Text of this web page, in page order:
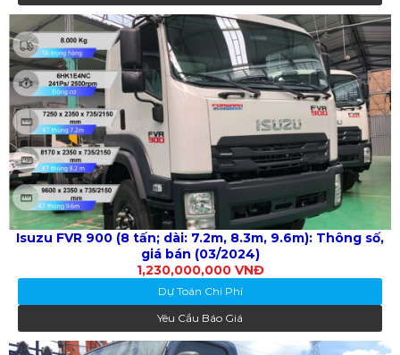
Isuzu FVR 900 (8 tấn; dài: 7.2m, 8.3m, 9.6m): Thông số,
giá bán (03/2024)
1,230,000,000 VNĐ
Dự Toán Chi Phí
Yêu Cầu Báo Giá